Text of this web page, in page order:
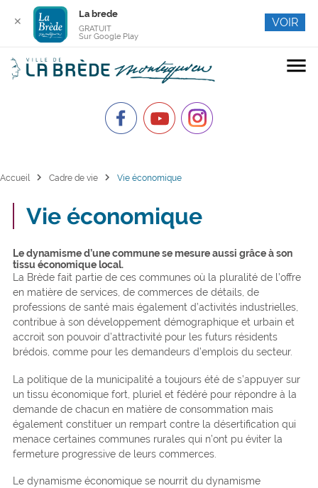
menu
Accueil chevron_right Cadre de vie chevron_right Vie économique
Vie économique
Le dynamisme d’une commune se mesure aussi grâce à son
tissu économique local.
La Brède fait partie de ces communes où la pluralité de l’offre
en matière de services, de commerces de détails, de
professions de santé mais également d’activités industrielles,
contribue à son développement démographique et urbain et
accroit son pouvoir d’attractivité pour les futurs résidents
brédois, comme pour les demandeurs d’emplois du secteur.
La politique de la municipalité a toujours été de s’appuyer sur
un tissu économique fort, pluriel et fédéré pour répondre à la
demande de chacun en matière de consommation mais
également constituer un rempart contre la désertification qui
menace certaines communes rurales qui n’ont pu éviter la
fermeture progressive de leurs commerces.
Le dynamisme économique se nourrit du dynamisme
✕
La brede
GRATUIT
Sur Google Play
VOIR